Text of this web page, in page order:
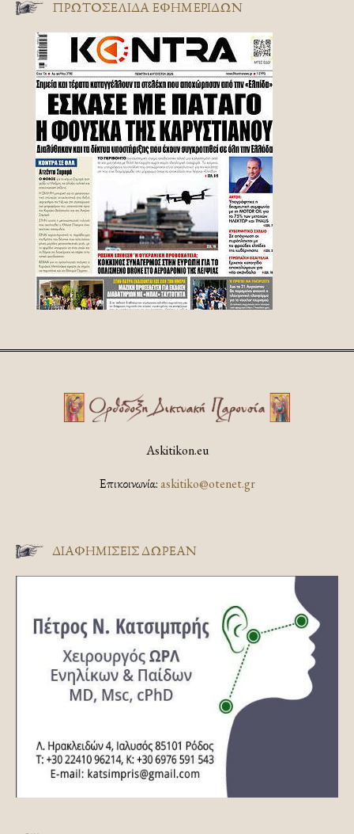
ΠΡΩΤΟΣΈΛΙΔΑ ΕΦΗΜΕΡΊΔΩΝ
Askitikon.eu
Επικοινωνία:askitiko@otenet.gr
ΔΙΑΦΗΜΊΣΕΙΣ ΔΩΡΕΆΝ